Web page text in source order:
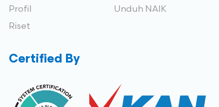
Profil
Riset
Unduh NAIK
Certified By